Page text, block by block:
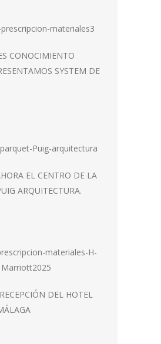
CONOCIMIENTO
SYSTEM DE
EL CENTRO DE LA
ARQUITECTURA.
DEL HOTEL